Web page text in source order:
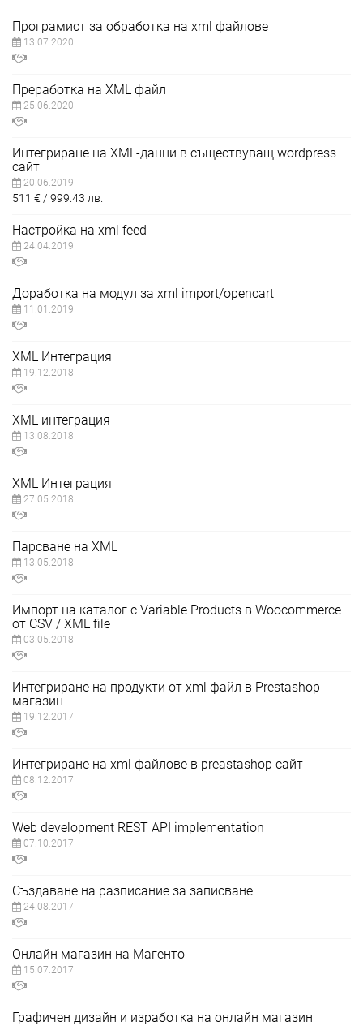
Програмист за обработка на xml файлове
13.07.2020
Преработка на XML файл
25.06.2020
Интегриране на XML-данни в съществуващ wordpress
сайт
20.06.2019
511 € 999.43 лв.
Настройка на xml feed
24.04.2019
Доработка на модул за xml import/opencart
11.01.2019
XML Интеграция
19.12.2018
XML интеграция
13.08.2018
XML Интеграция
27.05.2018
Парсване на XML
13.05.2018
Импорт на каталог с Variable Products в Woocommerce
от CSV / XML file
03.05.2018
Интегриране на продукти от xml файл в Prestashop
магазин
19.12.2017
Интегриране на xml файлове в preastashop сайт
08.12.2017
Web development REST API implementation
07.10.2017
Създаване на разписание за записване
24.08.2017
Онлайн магазин на Магенто
15.07.2017
Графичен дизайн и изработка на онлайн магазин